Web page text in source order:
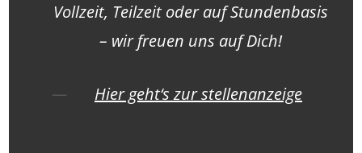
Vollzeit, Teilzeit oder auf Stundenbasis
– wir freuen uns auf Dich!
Hier geht‘s zur stellenanzeige